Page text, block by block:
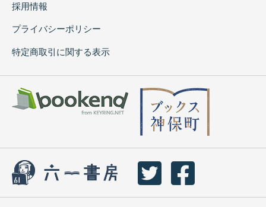
採用情報
プライバシーポリシー
特定商取引に関する表示